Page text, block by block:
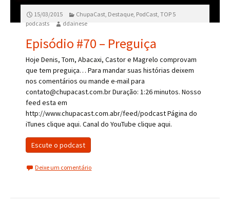
15/03/2015 ChupaCast, Destaque, PodCast,TOP 5
podcasts
ddainese
Episódio #70 – Preguiça
Hoje Denis, Tom, Abacaxi, Castor e Magrelo comprovam
que tem preguiça… Para mandar suas histórias deixem
nos comentários ou mande e-mail para
contato@chupacast.com.br Duração: 1:26 minutos. Nosso
feed esta em
http://www.chupacast.com.abr/feed/podcast Página do
iTunes clique aqui. Canal do YouTube clique aqui.
Escute o podcast
Deixe um comentário